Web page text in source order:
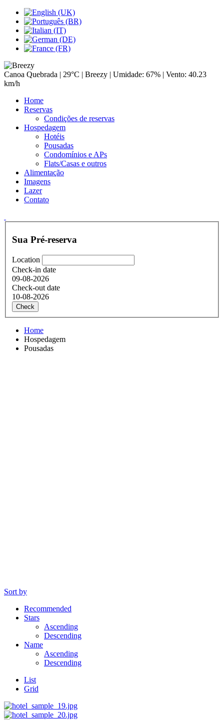
Canoa Quebrada | 29°C | Breezy | Umidade: 67% | Vento: 40.23
km/h
Home
Reservas
Condições de reservas
Hospedagem
Hotéis
Pousadas
Condomínios e APs
Flats/Casas e outros
Alimentação
Imagens
Lazer
Contato
Sua Pré-reserva
Location
Check-in date
09-08-2026
Check-out date
10-08-2026
Check
Home
Hospedagem
Pousadas
Sort by
Recommended
Stars
Ascending
Descending
Name
Ascending
Descending
List
Grid